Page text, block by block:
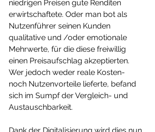
niedrigen Preisen gute Renditen
erwirtschaftete. Oder man bot als
Nutzenführer seinen Kunden
qualitative und /oder emotionale
Mehrwerte, für die diese freiwillig
einen Preisaufschlag akzeptierten.
Wer jedoch weder reale Kosten-
noch Nutzenvorteile lieferte, befand
sich im Sumpf der Vergleich- und
Austauschbarkeit.